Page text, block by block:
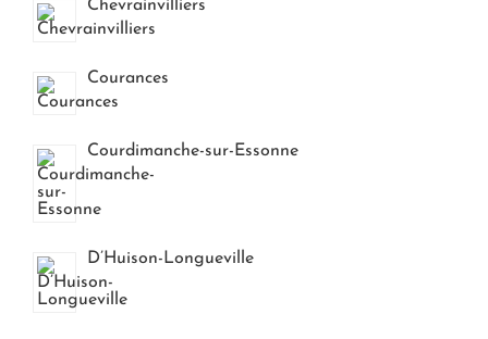
Chevrainvilliers
Courances
Courdimanche-sur-Essonne
D’Huison-Longueville